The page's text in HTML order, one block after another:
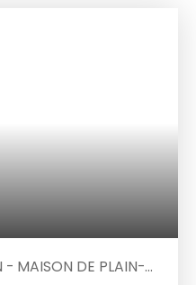
- MAISON DE PLAIN-